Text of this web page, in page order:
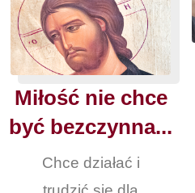
Miłość nie chce
być bezczynna...
Chce działać i